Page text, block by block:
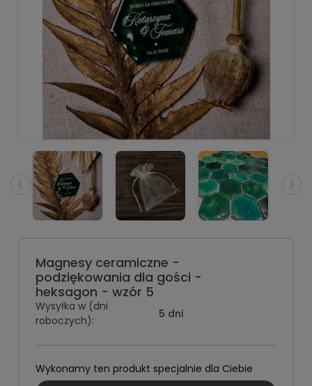
Magnesy ceramiczne -
podziękowania dla gości -
heksagon - wzór 5
Wysyłka w (dni
roboczych):
5 dni
Wykonamy ten produkt specjalnie dla Ciebie